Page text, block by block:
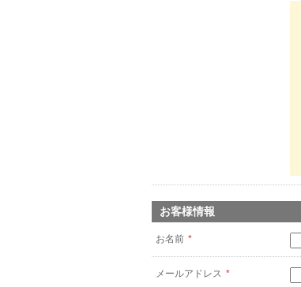
お客様情報
お名前 *
メールアドレス *